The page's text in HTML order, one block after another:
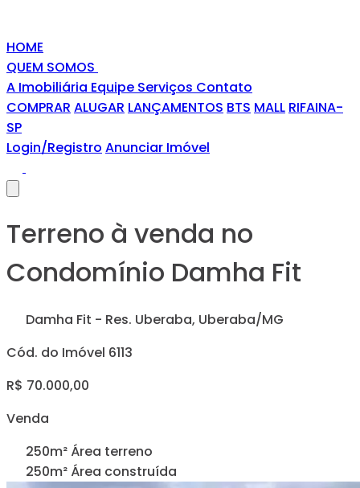
HOME
QUEM SOMOS
A Imobiliária Equipe Serviços Contato
COMPRAR ALUGAR LANÇAMENTOS BTS MALL RIFAINA-
SP
Login/Registro Anunciar Imóvel
Terreno à venda no
Condomínio Damha Fit
Damha Fit - Res. Uberaba, Uberaba/MG
Cód. do Imóvel 6113
R$ 70.000,00
Venda
250m² Área terreno
250m² Área construída